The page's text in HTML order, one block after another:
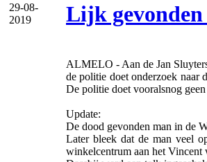
29-08-
2019
Lijk gevonden
ALMELO - Aan de Jan
de politie doet onderzoek naar
De politie doet vooralsnog
Update:
De dood gevonden man in de
Later bleek dat de man veel
winkelcentrum aan het Vincent